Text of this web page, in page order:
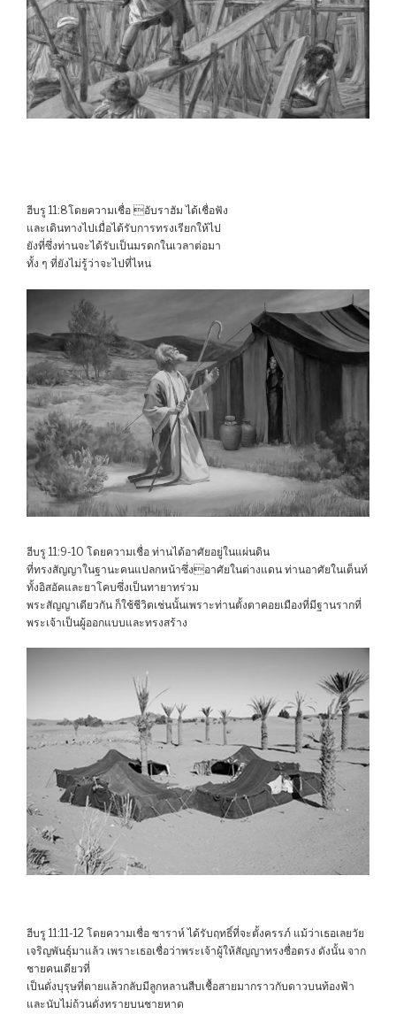
ฮีบรู 11:8โดยความเชื่อ อับราฮัม ได้เชื่อฟัง
และเดินทางไปเมื่อได้รับการทรงเรียกให้ไป
ยังที่ซึ่งท่านจะได้รับเป็นมรดกในเวลาต่อมา
ทั้ง ๆ ที่ยังไม่รู้ว่าจะไปที่ไหน
ฮีบรู 11:9-10 โดยความเชื่อ ท่านได้อาศัยอยู่ในแผ่นดิน
ที่ทรงสัญญาในฐานะคนแปลกหน้าซึ่งอาศัยในต่างแดน ท่านอาศัยในเต็นท์
ทั้งอิสอัคและยาโคบซึ่งเป็นทายาทร่วม
พระสัญญาเดียวกัน ก็ใช้ชีวิตเช่นนั้นเพราะท่านตั้งตาคอยเมืองที่มีฐานรากที่
พระเจ้าเป็นผู้ออกแบบและทรงสร้าง
ฮีบรู 11:11-12 โดยความเชื่อ ซาราห์ ได้รับฤทธิ์ที่จะตั้งครรภ์ แม้ว่าเธอเลยวัย
เจริญพันธุ์มาแล้ว เพราะเธอเชื่อว่าพระเจ้าผู้ให้สัญญาทรงซื่อตรง ดังนั้น จาก
ชายคนเดียวที่
เป็นดั่งบุรุษที่ตายแล้วกลับมีลูกหลานสืบเชื้อสายมากราวกับดาวบนท้องฟ้า
และนับไม่ถ้วนดั่งทรายบนชายหาด